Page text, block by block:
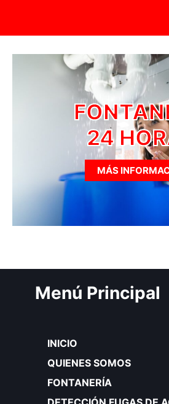
24
MÁS
Menú Principal
INICIO
QUIENES SOMOS
FONTANERÍA